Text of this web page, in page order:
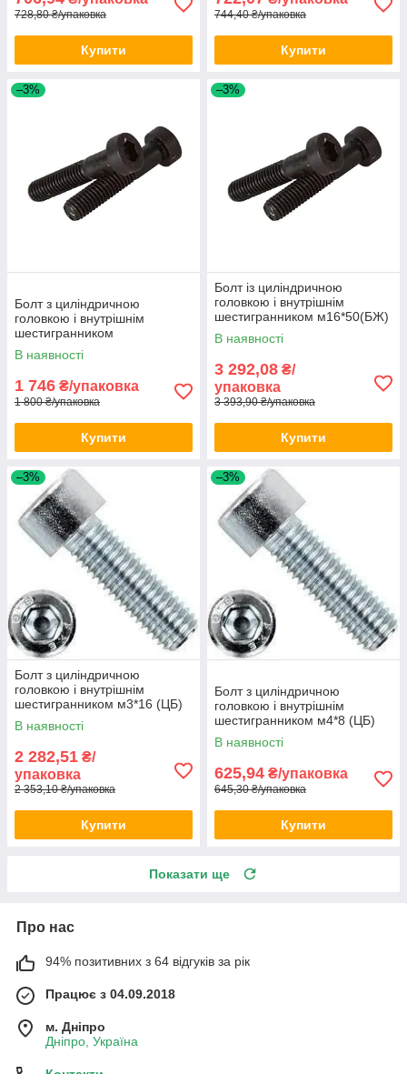
728,80 ₴/упаковка
Купити
744,40 ₴/упаковка
Купити
–3%
Болт з циліндричною
головкою і внутрішнім
шестигранником
м10*100(БП) DIN 912 100шт/
уп
В наявності
1 746 ₴/упаковка
1 800 ₴/упаковка
Купити
–3%
Болт із циліндричною
головкою і внутрішнім
шестигранником м16*50(БЖ)
DIN 912 100 шт./уп
В наявності
3 292,08 ₴/
упаковка
3 393,90 ₴/упаковка
Купити
–3%
Болт з циліндричною
головкою і внутрішнім
шестигранником м3*16 (ЦБ)
DIN 912 1000шт/уп
В наявності
2 282,51 ₴/
упаковка
2 353,10 ₴/упаковка
Купити
–3%
Болт з циліндричною
головкою і внутрішнім
шестигранником м4*8 (ЦБ)
DIN 912 500шт/уп
В наявності
625,94 ₴/упаковка
645,30 ₴/упаковка
Купити
Показати ще
Про нас
94% позитивних з 64 відгуків за рік
Працює з 04.09.2018
м. Дніпро
Дніпро, Україна